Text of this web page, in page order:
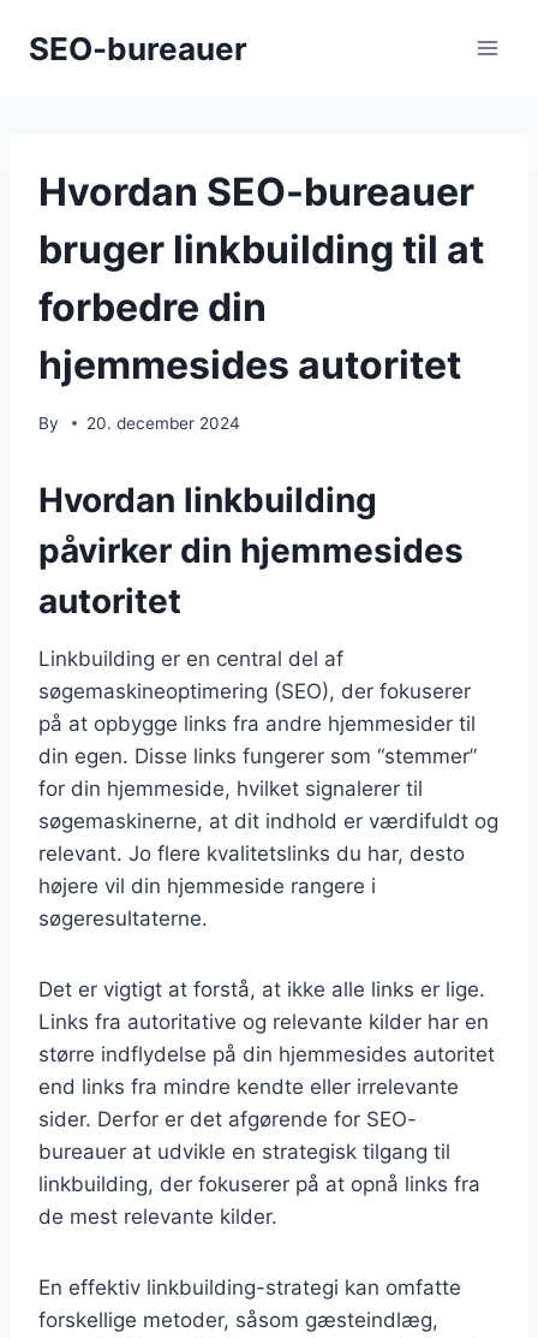
SEO-bureauer
Hvordan SEO-bureauer
bruger linkbuilding til at
forbedre din
hjemmesides autoritet
By 20. december 2024
Hvordan linkbuilding
påvirker din hjemmesides
autoritet
Linkbuilding er en central del af
søgemaskineoptimering (SEO), der fokuserer
på at opbygge links fra andre hjemmesider til
din egen. Disse links fungerer som “stemmer”
for din hjemmeside, hvilket signalerer til
søgemaskinerne, at dit indhold er værdifuldt og
relevant. Jo flere kvalitetslinks du har, desto
højere vil din hjemmeside rangere i
søgeresultaterne.
Det er vigtigt at forstå, at ikke alle links er lige.
Links fra autoritative og relevante kilder har en
større indflydelse på din hjemmesides autoritet
end links fra mindre kendte eller irrelevante
sider. Derfor er det afgørende for SEO-
bureauer at udvikle en strategisk tilgang til
linkbuilding, der fokuserer på at opnå links fra
de mest relevante kilder.
En effektiv linkbuilding-strategi kan omfatte
forskellige metoder, såsom gæsteindlæg,